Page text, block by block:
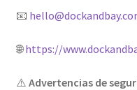
📧
🌐https://
⚠️ Advertencias de